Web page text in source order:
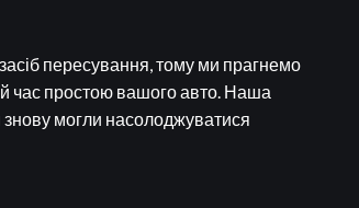
пересування, тому ми прагнемо
час простою вашого авто. Наша
могли насолоджуватися